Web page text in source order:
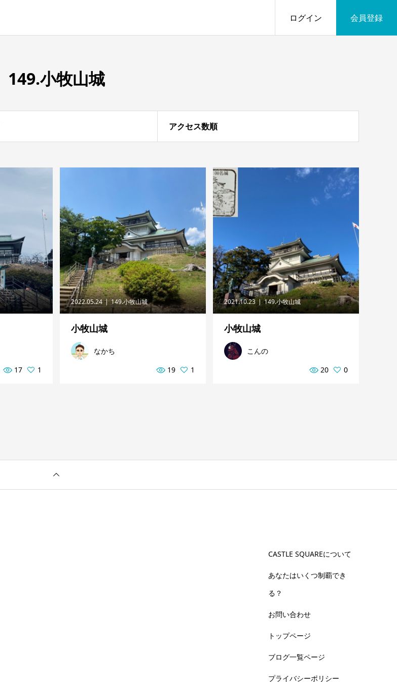
ログイン 会員登録
149.小牧山城
アクセス数順
17
1
2022.05.24 149.小牧山城
小牧山城
なかち
19
1
2021.10.23 149.小牧山城
小牧山城
こんの
20
0
CASTLE SQUAREについて
あなたはいくつ制覇でき
る？
お問い合わせ
トップページ
ブログ一覧ページ
プライバシーポリシー